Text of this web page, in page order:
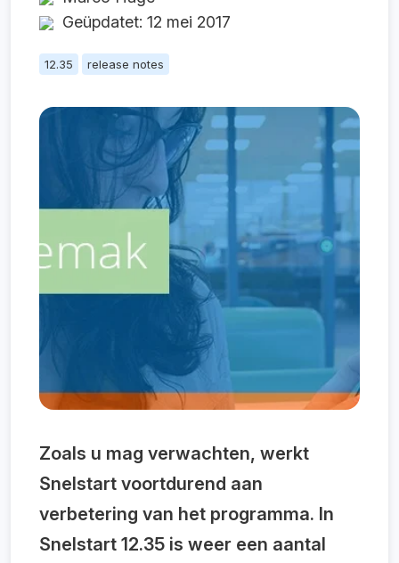
Geüpdatet: 12 mei 2017
12.35 release notes
Zoals u mag verwachten, werkt
Snelstart voortdurend aan
verbetering van het programma. In
Snelstart 12.35 is weer een aantal